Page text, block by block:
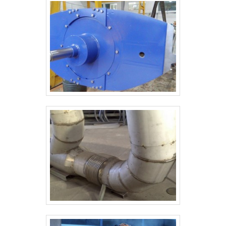
proteção, detalhes primordiais que são deixados de
lado por muitas empresas que não focam na
fidelização do cliente.Tudo isso que já foi falado e
outras coisas mais são a razão pela qual a SMI
Eletromecânica é altamente qualificada quando se
fala do segmento de montagem e manutenção
mecânica. A empresa busca a satisfação da venda
à entrega final, com foco total na
qualidade.qUALIDADE COMPROVADA NO
SEGMENTOSomente na SMI Eletromecânica as
melhores opções sempre estão à disposição
quando se procura soluções para montagem e
manutenção mecânica. Prezando pelo que há de
mais moderno, traz inovações e variedades em
manutenção de diversos tipos de bombas e reparos
em linhas hidráulicas com garantia de alto nível e
profissionais qualificados para o serviço, além de